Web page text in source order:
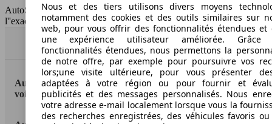
AutoScout24 France SAS décline toute responsabilité concernant
l''exactitude des indications fournies.
Haut
AutoScout24: la plus grande plateforme en ligne de
voitures en Europe
Nous et des tiers utilisons divers moyens
notamment des cookies et des outils similaires sur
web, pour vous offrir des fonctionnalités étendues et
une expérience utilisateur améliorée.
fonctionnalités étendues, nous permettons la
de notre offre, par exemple pour poursuivre vos
lors;une visite ultérieure, pour vous présenter
adaptées à votre région ou pour fournir et
publicités et des messages personnalisés. Nous
votre adresse e-mail localement lorsque vous la
des recherches enregistrées, des véhicules favoris